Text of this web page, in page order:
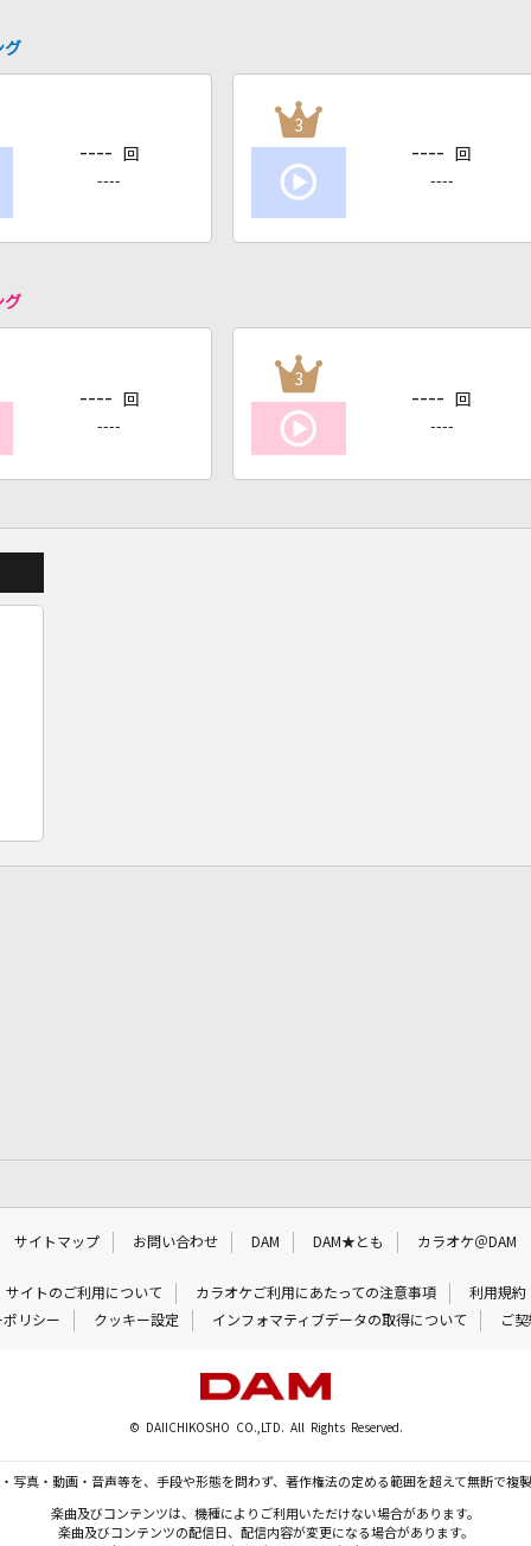
グ
---- 回
----
3
---- 回
----
グ
---- 回
----
3
---- 回
----
サイトマップ お問い合わせ DAM DAM★とも カラオケ＠DAM
サイトのご利用について カラオケご利用にあたっての注意事項
利用規約
リシー
クッキー設定 インフォマティブデータの取得について ご
© DAIICHIKOSHO CO.,LTD. All Rights Reserved.
写真・動画・音声等を、手段や形態を問わず、著作権法の定める範囲を超えて無断で複
楽曲及びコンテンツは、機種によりご利用いただけない場合があります。
楽曲及びコンテンツの配信日、配信内容が変更になる場合があります。